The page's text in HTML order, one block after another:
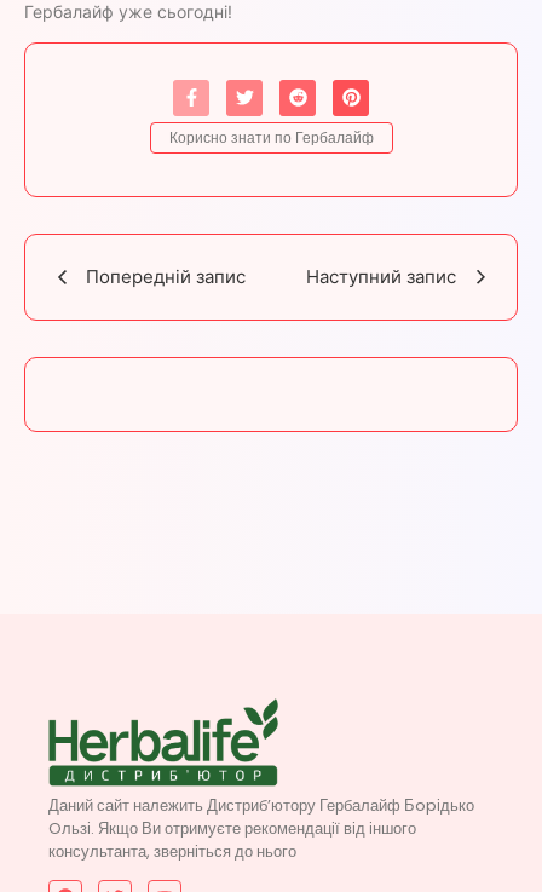
Гербалайф уже сьогодні!
Корисно знати по Гербалайф
Попередній запис Наступний запис
Даний сайт належить Дистриб’ютору Гербалайф Бopідько
Oльзі. Якщо Ви отримуєте рекомендації від іншого
консультанта, зверніться до нього